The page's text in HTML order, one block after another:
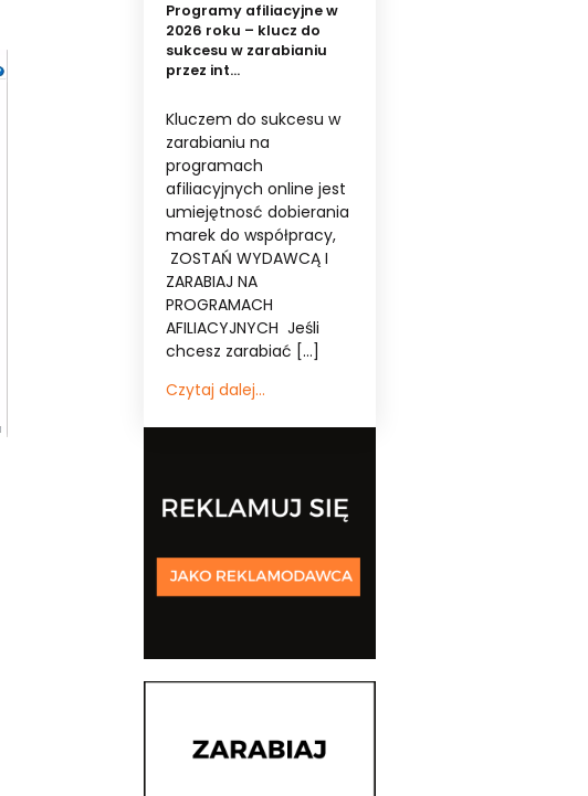
Programy afiliacyjne w
2026 roku – klucz do
sukcesu w zarabianiu
przez int...
Kluczem do sukcesu w
zarabianiu na
programach
afiliacyjnych online jest
umiejętnosć dobierania
marek do współpracy,
ZOSTAŃ WYDAWCĄ I
ZARABIAJ NA
PROGRAMACH
AFILIACYJNYCH Jeśli
chcesz zarabiać […]
Czytaj dalej...